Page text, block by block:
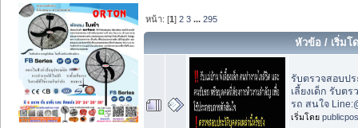
หน้า: [1]2 3 ...295
หัวข้อ / เริ่มโ
รับตรวจสอบป
เลี้ยงเด็ก รับต
รถ สนใจ
เริ่มโดย